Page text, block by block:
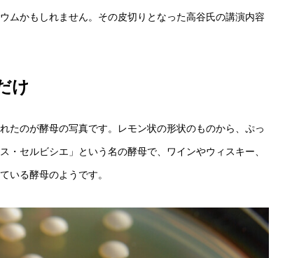
ムかもしれません。その皮切りとなった高谷氏の講演内容
け
たのが酵母の写真です。レモン状の形状のものから、ぷっ
セルビシエ」という名の酵母で、ワインやウィスキー、
いる酵母のようです。